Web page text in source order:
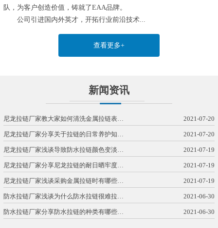
队，为客户创造价值，铸就了EAA品牌。
公司引进国内外英才，开拓行业前沿技术...
查看更多+
新闻资讯
尼龙拉链厂家教大家如何清洗金属拉链表… 2021-07-20
尼龙拉链厂家分享关于拉链的日常养护知… 2021-07-20
尼龙拉链厂家浅谈导致防水拉链颜色变淡… 2021-07-19
尼龙拉链厂家分享尼龙拉链的耐日晒牢度… 2021-07-19
尼龙拉链厂家浅谈采购金属拉链时有哪些… 2021-07-19
防水拉链厂家浅谈为什么防水拉链很难拉… 2021-06-30
防水拉链厂家分享防水拉链的种类有哪些… 2021-06-30